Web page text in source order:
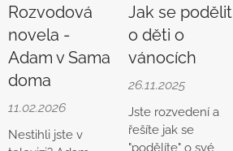
Rozvodová
novela -
Adam v Sama
doma
11.02.2026
Nestihli jste v
Jak se podělit
o děti o
vánocích
26.11.2025
Jste rozvedení a
řešíte jak se
"podělíte" o své